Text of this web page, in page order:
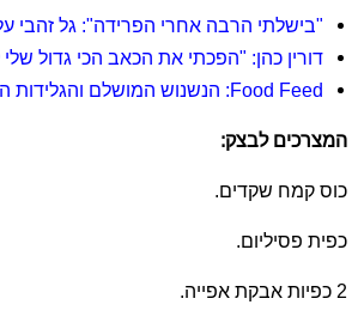
"בישלתי הרבה אחרי הפרידה": גל זהבי על
דורין כהן: "הפכתי את הכאב הכי גדול
Food Feed: הנשנוש המושלם והגלידות החדשות
המצרכים לבצק:
כוס קמח שקדים.
כפית פסיליום.
2 כפיות אבקת אפייה.